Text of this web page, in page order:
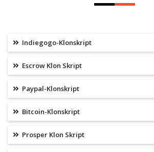
Indiegogo-Klonskript
Escrow Klon Skript
Paypal-Klonskript
Bitcoin-Klonskript
Prosper Klon Skript